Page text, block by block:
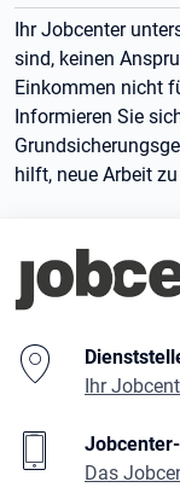
Ihr Jobcenter
sind, keinen
Einkommen nicht
Informieren Sie
hilft, neue Arbeit
Branding-
Ihr
Das